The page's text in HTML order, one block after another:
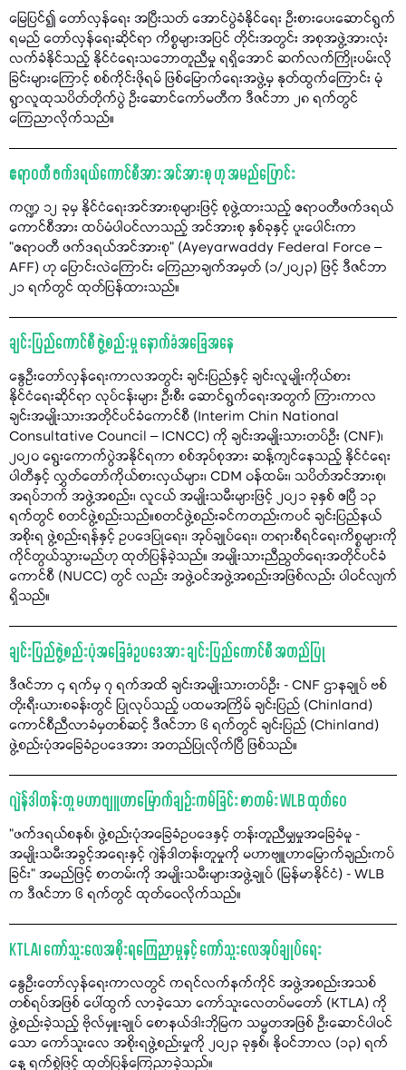
မြေပြင်၍ တော်လှန်ရေး အပြီးသတ် အောင်ပွဲခံနိုင်ရေး ဦးစားပေးဆောင်ရွက်
ရမည် တော်လှန်ရေးဆိုင်ရာ ကိစ္စများအပြင် တိုင်းအတွင်း အစုအဖွဲ့အားလုံး
လက်ခံနိုင်သည့် နိုင်ငံရေးသဘောတူညီမှု ရရှိအောင် ဆက်လက်ကြိုးပမ်းလို
ခြင်းများကြောင့် စစ်ကိုင်းဖိုရမ် ဖြစ်မြောက်ရေးအဖွဲ့မှ နုတ်ထွက်ကြောင်း မုံ
ရွာလူထုသပိတ်တိုက်ပွဲ ဦးဆောင်ကော်မတီက ဒီဇင်ဘာ ၂၈ ရက်တွင်
ကြေညာလိုက်သည်။
ဧရာဝတီ ဖက်ဒရယ်ကောင်စီအား အင်အားစု ဟု အမည်ပြောင်း
ကဏ္ဍ ၁၂ ခုမှ နိုင်ငံရေးအင်အားစုများဖြင့် စုဖွဲ့ထားသည့် ဧရာဝတီဖက်ဒရယ်
ကောင်စီအား ထပ်မံပါဝင်လာသည့် အင်အားစု နှစ်ခုနှင့် ပူးပေါင်းကာ
"ဧရာဝတီ ဖက်ဒရယ်အင်အားစု" (Ayeyarwaddy Federal Force –
AFF) ဟု ပြောင်းလဲကြောင်း ကြေညာချက်အမှတ် (၁/၂၀၂၃) ဖြင့် ဒီဇင်ဘာ
၂၁ ရက်တွင် ထုတ်ပြန်ထားသည်။
ချင်းပြည်ကောင်စီ ဖွဲ့စည်းမှု နောက်ခံအခြေအနေ
နွေဦးတော်လှန်ရေးကာလအတွင်း ချင်းပြည်နှင့် ချင်းလူမျိုးကိုယ်စား
နိုင်ငံရေးဆိုင်ရာ လုပ်ငန်းများ ဦးစီး ဆောင်ရွက်ရေးအတွက် ကြားကာလ
ချင်းအမျိုးသားအတိုင်ပင်ခံကောင်စီ (Interim Chin National
Consultative Council – ICNCC) ကို ချင်းအမျိုးသားတပ်ဦး (CNF)၊
၂၀၂၀ ရွေးကောက်ပွဲအနိုင်ရကာ စစ်အုပ်စုအား ဆန့်ကျင်နေသည့် နိုင်ငံရေး
ပါတီနှင့် လွှတ်တော်ကိုယ်စားလှယ်များ၊ CDM ဝန်ထမ်း၊ သပိတ်အင်အားစု၊
အရပ်ဘက် အဖွဲ့အစည်း၊ လူငယ် အမျိုးသမီးများဖြင့် ၂၀၂၁ ခုနှစ် ဧပြီ ၁၃
ရက်တွင် စတင်ဖွဲ့စည်းသည်။စတင်ဖွဲ့စည်းခင်ကတည်းကပင် ချင်းပြည်နယ်
အစိုးရ ဖွဲ့စည်းရန်နှင့် ဥပဒေပြုရေး၊ အုပ်ချုပ်ရေး၊ တရားစီရင်ရေးကိစ္စများကို
ကိုင်တွယ်သွားမည်ဟု ထုတ်ပြန်ခဲ့သည်။ အမျိုးသားညီညွတ်ရေးအတိုင်ပင်ခံ
ကောင်စီ (NUCC) တွင် လည်း အဖွဲ့ဝင်အဖွဲ့အစည်းအဖြစ်လည်း ပါဝင်လျက်
ရှိသည်။
ချင်းပြည်ဖွဲ့စည်းပုံအခြေခံဥပဒေအား ချင်းပြည်ကောင်စီ အတည်ပြု
ဒီဇင်ဘာ ၄ ရက်မှ ၇ ရက်အထိ ချင်းအမျိုးသားတပ်ဦး - CNF ဌာနချုပ် ဗစ်
တိုးရီးယားစခန်းတွင် ပြုလုပ်သည့် ပထမအကြိမ် ချင်းပြည် (Chinland)
ကောင်စီညီလာခံမှတစ်ဆင့် ဒီဇင်ဘာ ၆ ရက်တွင် ချင်းပြည် (Chinland)
ဖွဲ့စည်းပုံအခြေခံဥပဒေအား အတည်ပြုလိုက်ပြီ ဖြစ်သည်။
ဂျဲန်ဒါတန်းတူ မဟာဗျူဟာမြောက်ချဉ်းကမ်ခြင်း စာတမ်း WLB ထုတ်ဝေ
“ဖက်ဒရယ်စနစ်၊ ဖွဲ့စည်းပုံအခြေခံဥပဒေနှင့် တန်းတူညီမျှမှုအခြေခံမူ -
အမျိုးသမီးအခွင့်အရေးနှင့် ဂျဲန်ဒါတန်းတူမှုကို မဟာဗျူဟာမြောက်ချည်းကပ်
ခြင်း” အမည်ဖြင့် စာတမ်းကို အမျိုးသမီးများအဖွဲ့ချုပ် (မြန်မာနိုင်ငံ) - WLB
က ဒီဇင်ဘာ ၆ ရက်တွင် ထုတ်ဝေလိုက်သည်။
KTLA၊ ကော်သူးလေအစိုးရကြေညာမှုနှင့် ကော်သူးလေအုပ်ချုပ်ရေး
နွေဦးတော်လှန်ရေးကာလတွင် ကရင်လက်နက်ကိုင် အဖွဲ့အစည်းအသစ်
တစ်ရပ်အဖြစ် ပေါ်ထွက် လာခဲ့သော ကော်သူးလေတပ်မတော် (KTLA) ကို
ဖွဲ့စည်းခဲ့သည့် ဗိုလ်မှူးချုပ် စောနယ်ဒါးဘိုမြက သမ္မတအဖြစ် ဦးဆောင်ပါဝင်
သော ကော်သူးလေ အစိုးရဖွဲ့စည်းမှုကို ၂၀၂၃ ခုနှစ်၊ နိုဝင်ဘာလ (၁၃) ရက်
နေ့ ရက်စွဲဖြင့် ထုတ်ပြန်ကြေညာခဲ့သည်။